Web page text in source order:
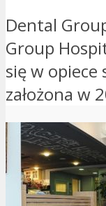
Dental
Group
się w
założona w